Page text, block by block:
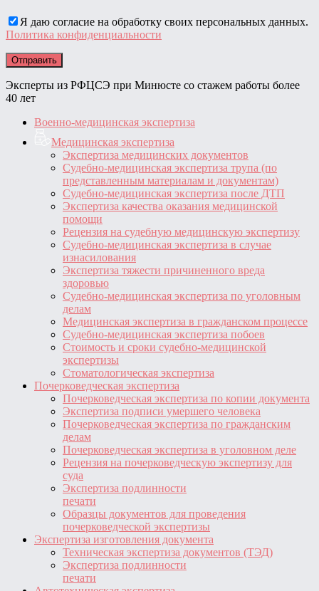
Я даю согласие на обработку своих персональных данных.
Политика конфиденциальности
Эксперты из РФЦСЭ при Минюсте со стажем работы более
40 лет
Военно-медицинская экспертиза
Медицинская экспертиза
Экспертиза медицинских документов
Судебно-медицинская экспертиза трупа (по
представленным материалам и документам)
Судебно-медицинская экспертиза после ДТП
Экспертиза качества оказания медицинской
помощи
Рецензия на судебную медицинскую экспертизу
Судебно-медицинская экспертиза в случае
изнасилования
Экспертиза тяжести причиненного вреда
здоровью
Судебно-медицинская экспертиза по уголовным
делам
Медицинская экспертиза в гражданском процессе
Судебно-медицинская экспертиза побоев
Стоимость и сроки судебно-медицинской
экспертизы
Стоматологическая экспертиза
Почерковедческая экспертиза
Почерковедческая экспертиза по копии документа
Экспертиза подписи умершего человека
Почерковедческая экспертиза по гражданским
делам
Почерковедческая экспертиза в уголовном деле
Рецензия на почерковедческую экспертизу для
суда
Экспертиза подлинности
печати
Образцы документов для проведения
почерковедческой экспертизы
Экспертиза изготовления документа
Техническая экспертиза документов (ТЭД)
Экспертиза подлинности
печати